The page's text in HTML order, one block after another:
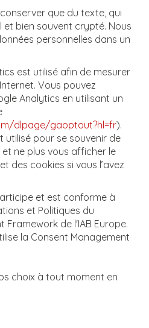
que du texte, qui
bien souvent crypté. Nous
personnelles dans un
est utilisé afin de mesurer
Vous pouvez
Analytics en utilisant un
dlpage/gaoptout?hl=fr).
utilisé pour se souvenir de
ne plus vous afficher le
des cookies si vous l’avez
et est conforme à
et Politiques du
Framework de l'IAB Europe.
la Consent Management
choix à tout moment en